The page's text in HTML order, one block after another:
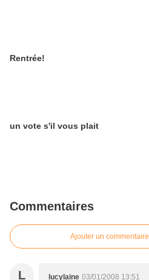
Rentrée!
un vote s'il vous plait
Commentaires
Ajouter un commentaire
L lucylaine 03/01/2008 13:51